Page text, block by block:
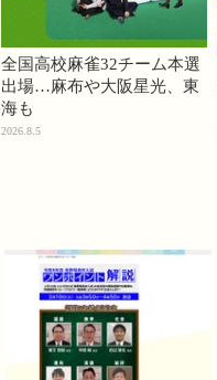
全国高校麻雀32チーム本選
出場…麻布や大阪星光、東
海も
2026.8.5